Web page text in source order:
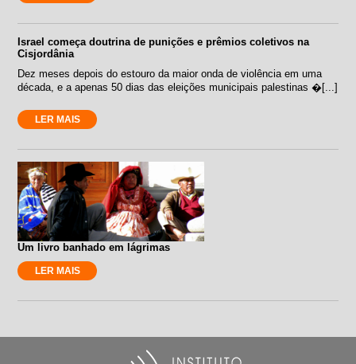
Israel começa doutrina de punições e prêmios coletivos na
Cisjordânia
Dez meses depois do estouro da maior onda de violência em uma
década, e a apenas 50 dias das eleições municipais palestinas �[...]
LER MAIS
Um livro banhado em lágrimas
LER MAIS